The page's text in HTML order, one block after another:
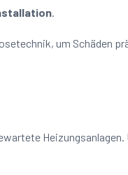
.
um Schäden